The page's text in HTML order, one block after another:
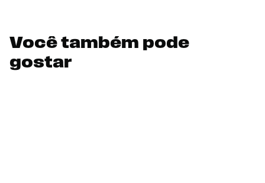
Você também pode
gostar